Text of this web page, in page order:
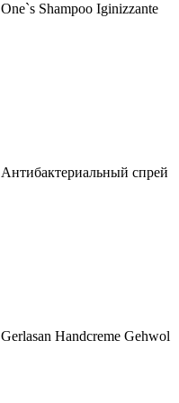
One`s Shampoo Iginizzante
Антибактериальный спрей
Gerlasan Handcreme Gehwol